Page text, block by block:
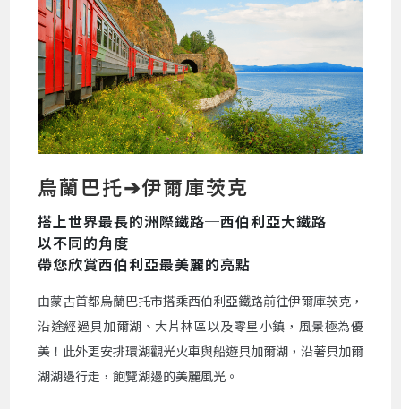
烏蘭巴托➔伊爾庫茨克
搭上世界最長的洲際鐵路─西伯利亞大鐵路
以不同的角度
帶您欣賞西伯利亞最美麗的亮點
由蒙古首都烏蘭巴托市搭乘西伯利亞鐵路前往伊爾庫茨克，
沿途經過貝加爾湖、大片林區以及零星小鎮，風景極為優
美！此外更安排環湖觀光火車與船遊貝加爾湖，沿著貝加爾
湖湖邊行走，飽覽湖邊的美麗風光。